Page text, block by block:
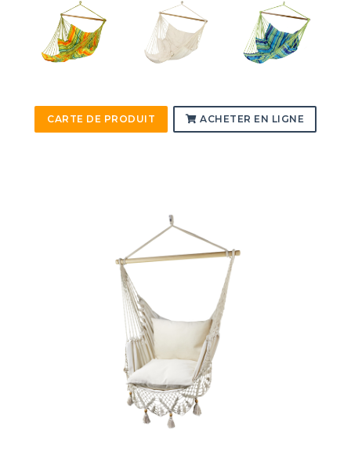
CARTE DE PRODUIT ACHETER EN LIGNE